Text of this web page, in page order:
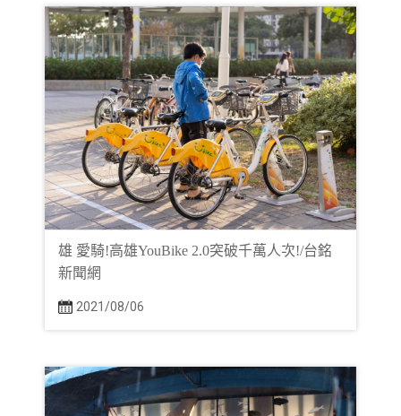
雄 愛騎!高雄YouBike 2.0突破千萬人次!/台銘
新聞網
2021/08/06